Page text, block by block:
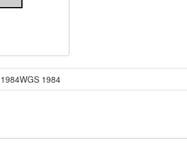
1984